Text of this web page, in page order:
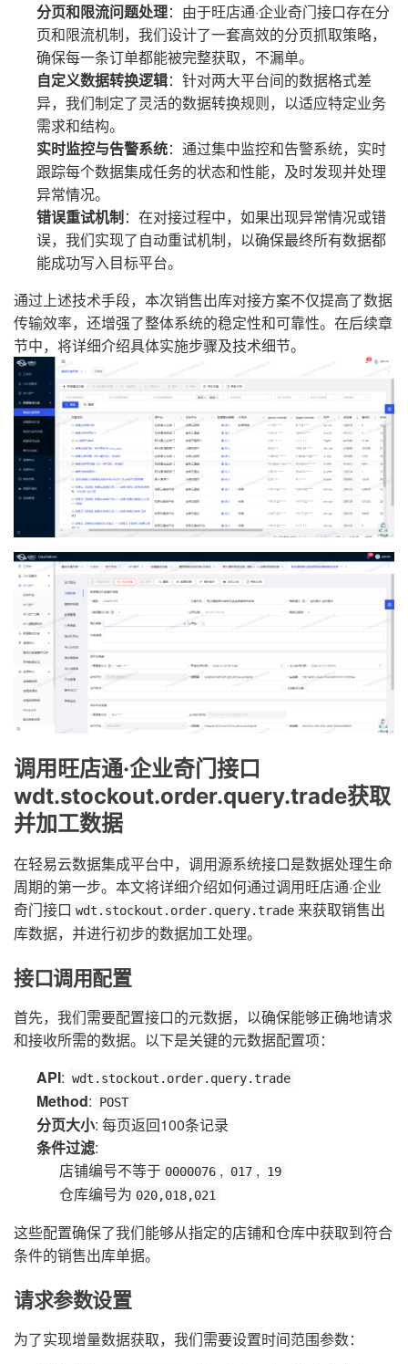
分页和限流问题处理：由于旺店通·企业奇门接口存在分
页和限流机制，我们设计了一套高效的分页抓取策略，
确保每一条订单都能被完整获取，不漏单。
自定义数据转换逻辑：针对两大平台间的数据格式差
异，我们制定了灵活的数据转换规则，以适应特定业务
需求和结构。
实时监控与告警系统：通过集中监控和告警系统，实时
跟踪每个数据集成任务的状态和性能，及时发现并处理
异常情况。
错误重试机制：在对接过程中，如果出现异常情况或错
误，我们实现了自动重试机制，以确保最终所有数据都
能成功写入目标平台。
通过上述技术手段，本次销售出库对接方案不仅提高了数据
传输效率，还增强了整体系统的稳定性和可靠性。在后续章
节中，将详细介绍具体实施步骤及技术细节。
调用旺店通·企业奇门接口
wdt.stockout.order.query.trade获取
并加工数据
在轻易云数据集成平台中，调用源系统接口是数据处理生命
周期的第一步。本文将详细介绍如何通过调用旺店通·企业
奇门接口 wdt.stockout.order.query.trade 来获取销售出
库数据，并进行初步的数据加工处理。
接口调用配置
首先，我们需要配置接口的元数据，以确保能够正确地请求
和接收所需的数据。以下是关键的元数据配置项：
API: wdt.stockout.order.query.trade
Method: POST
分页大小: 每页返回100条记录
条件过滤:
店铺编号不等于 0000076 , 017 , 19
仓库编号为 020,018,021
这些配置确保了我们能够从指定的店铺和仓库中获取到符合
条件的销售出库单据。
请求参数设置
为了实现增量数据获取，我们需要设置时间范围参数：